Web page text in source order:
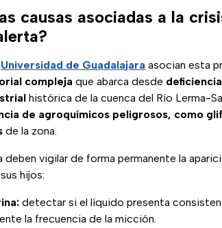
causas asociadas a la
Universidad de Guadalajara asocian esta
compleja que abarca desde
histórica de la cuenca del Río Lerma-
de agroquímicos peligrosos, como
de la zona.
deben vigilar de forma permanente la
hijos:
detectar si el líquido presenta
la frecuencia de la micción.